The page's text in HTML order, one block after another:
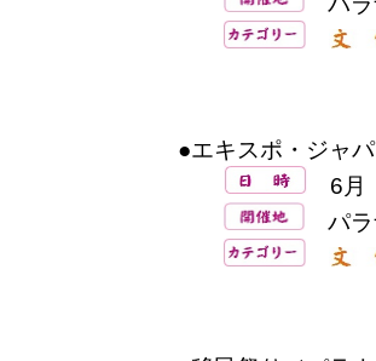
●エキスポ・ジャ
6月
パラ